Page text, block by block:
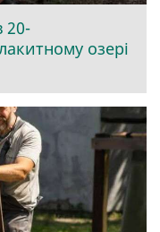
20-
озері